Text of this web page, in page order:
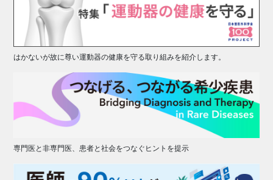
はかないが故に尊い運動器の健康を守る取り組みを紹介します。
専門医と非専門医、患者と社会をつなぐヒントを提示